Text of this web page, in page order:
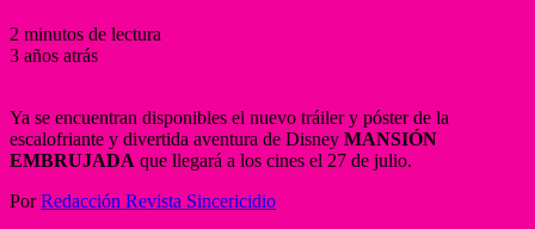
2 minutos de lectura
3 años atrás
Ya se encuentran disponibles el nuevo tráiler y póster de la
escalofriante y divertida aventura de Disney MANSIÓN
EMBRUJADA que llegará a los cines el 27 de julio.
PorRedacción Revista Sincericidio